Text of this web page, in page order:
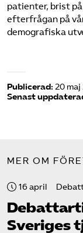
patienter, brist
efterfrågan på
demografiska
Publicerad: 20 maj
Senast
MER OM
16 april
Sveriges